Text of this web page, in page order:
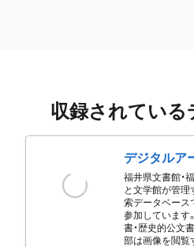
収録されている
デジタルア
福井県文書館・
と文学館が管理
索データベース
参加しています
書・歴史的公文
部は画像を閲覧